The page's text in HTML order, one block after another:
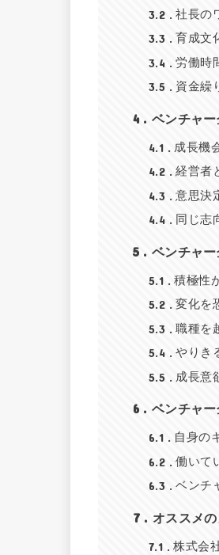
3.2 社長の
3.3 育成文
3.4 労働時
3.5 資金繰
4 ベンチャ
4.1 成長機
4.2 経営者
4.3 意思決
4.4 同じ志
5 ベンチャ
5.1 積極性
5.2 変化を
5.3 職種を
5.4 やりき
5.5 成長意
6 ベンチャ
6.1 自身の
6.2 働いて
6.3 ベンチ
7 オススメ
7.1 株式会